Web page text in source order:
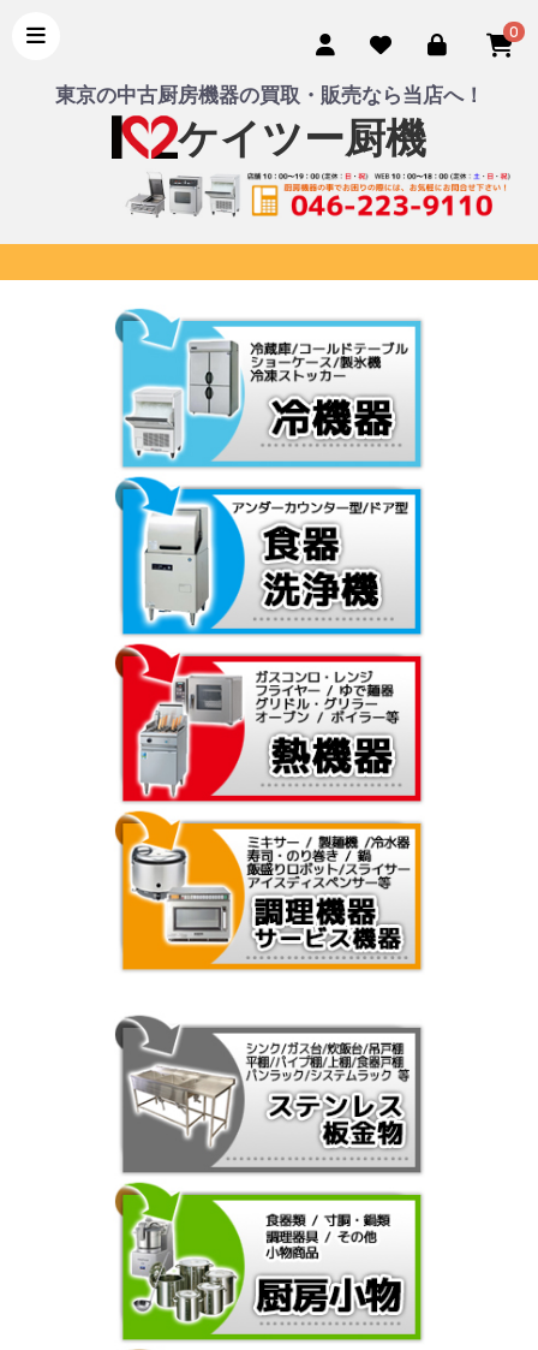
0
東京の中古厨房機器の買取・販売なら当店へ！
ケイツー厨機